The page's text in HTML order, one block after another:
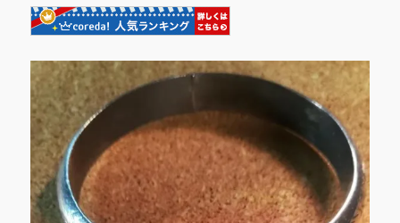
ル
バ
に